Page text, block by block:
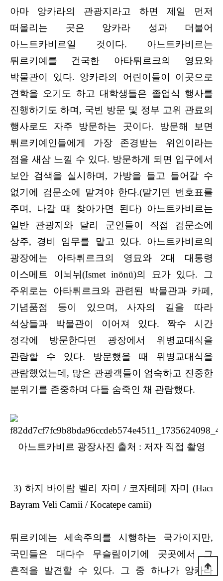
아마 앙카라의 관광지라고 하면 제일 먼저
떠올리는 곳은 앙카라 성과 더불어
아느트카비르일 것이다. 아느트카비르는
튀르키예를 건국한 아타튀르크의 영묘와
박물관이 있다. 앙카라의 어린이들이 이곳으로
견학을 오기도 하고 대학생들은 졸업식 행사를
진행하기도 하며, 국빈 방문 및 정부 고위 관료의
행사로도 자주 방문하는 곳이다. 방문해 보면
튀르키예인들에게 가장 존경받는 위인이라는
점을 새삼 느낄 수 있다. 방문하게 되면 입구에서
보안 검색을 실시하며, 가방을 들고 들어갈 수
없기에 검문소에 맡겨야 한다.(맡기면 번호표를
주며, 나갈 때 찾아가면 된다) 아느트카비르는
일반 관광지와 달리 군인들이 직접 검문소에
상주, 경비 임무를 맡고 있다. 아느트카비르의
광장에는 아타튀르크의 영묘와 2대 대통령
이스메트 이뇌뉘(Ismet inönü)의 묘가 있다. 그
주위로는 아타튀르크와 관련된 박물관과 카페,
기념품점 등이 있으며, 사자의 길을 따라
석상들과 박물관이 이어져 있다. 짝수 시간
정각에 방문한다면 광장에서 위병교대식을
관람할 수 있다. 방문했을 때 위병교대식을
관람했었는데, 많은 관광객들이 엄숙하고 진중한
분위기를 존중하며 다들 숨죽인 채 관람했다.
아느트카비르 광장사진 출처 : 저자 직접 촬영
3) 하지 바이람 벨리 자미 / 코자테페 자미 (Hacı
Bayram Veli Camii / Kocatepe camii)
튀르키예는 세속주의를 시행하는 국가이지만,
국민들은 대다수 무슬림이기에 곳곳에서 그
흔적을 발견할 수 있다. 그 중 하나가 앙카라